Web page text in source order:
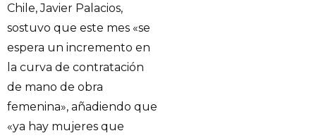
Chile, Javier Palacios,
sostuvo que este mes «se
espera un incremento en
la curva de contratación
de mano de obra
femenina», añadiendo que
«ya hay mujeres que